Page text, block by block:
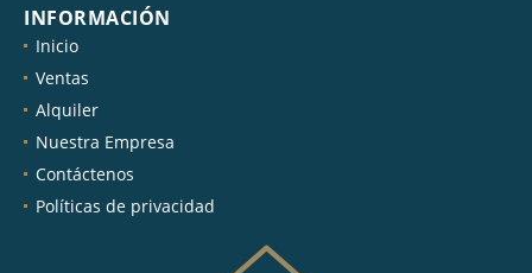
INFORMACIÓN
Inicio
Ventas
Alquiler
Nuestra Empresa
Contáctenos
Políticas de privacidad